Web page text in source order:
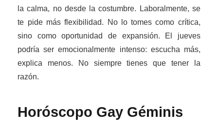
la calma, no desde la costumbre. Laboralmente, se
te pide más flexibilidad. No lo tomes como crítica,
sino como oportunidad de expansión. El jueves
podría ser emocionalmente intenso: escucha más,
explica menos. No siempre tienes que tener la
razón.
Horóscopo Gay Géminis